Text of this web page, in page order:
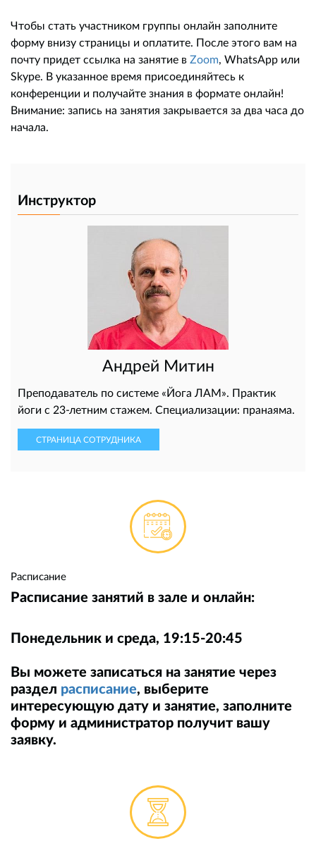
Чтобы стать участником группы онлайн заполните
форму внизу страницы и оплатите. После этого вам на
почту придет ссылка на занятие в Zoom, WhatsApp или
Skype. В указанное время присоединяйтесь к
конференции и получайте знания в формате онлайн!
Внимание: запись на занятия закрывается за два часа до
начала.
Инструктор
Андрей Митин
Преподаватель по системе «Йога ЛАМ». Практик
йоги с 23-летним стажем. Специализации: пранаяма.
СТРАНИЦА СОТРУДНИКА
Расписание
Расписание занятий в зале и онлайн:
Понедельник и среда, 19:15-20:45
Вы можете записаться на занятие через
раздел расписание, выберите
интересующую дату и занятие, заполните
форму и администратор получит вашу
заявку.